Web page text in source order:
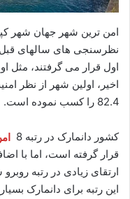
امن ترین شهر جهان شهر
نظرسنجی های سالهای
اول قرار می گرفتند، مثل
82.4 را کسب نموده است.
کشور دانمارک در رتبه ‌8
قرار گرفته است، اما با
ارتقای زیادی در رتبه
این رتبه برای دانمارک